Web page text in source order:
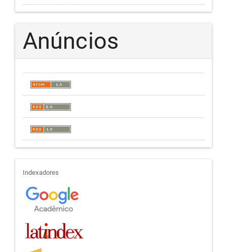
Anúncios
indexadores
Indexadores